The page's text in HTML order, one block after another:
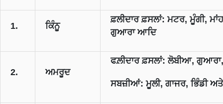
1. ਕਿੰਨੂ
ਫ਼ਲੀਦਾਰ ਫ਼ਸਲਾਂ: ਮਟਰ, ਮੂੰਗੀ,
ਗੁਆਰਾ ਆਦਿ
2. ਅਮਰੂਦ
ਫਲ਼ੀਦਾਰ ਫ਼ਸਲਾਂ: ਲੋਬੀਆ,
ਸਬਜ਼ੀਆਂ: ਮੂਲੀ, ਗਾਜਰ, ਭਿੰਡੀ